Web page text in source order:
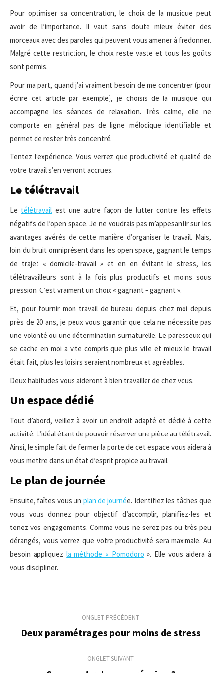
Pour optimiser sa concentration, le choix de la musique peut
avoir de l’importance. Il vaut sans doute mieux éviter des
morceaux avec des paroles qui peuvent vous amener à fredonner.
Malgré cette restriction, le choix reste vaste et tous les goûts
sont permis.
Pour ma part, quand j’ai vraiment besoin de me concentrer (pour
écrire cet article par exemple), je choisis de la musique qui
accompagne les séances de relaxation. Très calme, elle ne
comporte en général pas de ligne mélodique identifiable et
permet de rester très concentré.
Tentez l’expérience. Vous verrez que productivité et qualité de
votre travail s’en verront accrues.
Le télétravail
Le télétravail est une autre façon de lutter contre les effets
négatifs de l’open space. Je ne voudrais pas m’appesantir sur les
avantages avérés de cette manière d’organiser le travail. Mais,
loin du bruit omniprésent dans les open space, gagnant le temps
de trajet « domicile-travail » et en en évitant le stress, les
télétravailleurs sont à la fois plus productifs et moins sous
pression. C’est vraiment un choix « gagnant – gagnant ».
Et, pour fournir mon travail de bureau depuis chez moi depuis
près de 20 ans, je peux vous garantir que cela ne nécessite pas
une volonté ou une détermination surnaturelle. Le paresseux qui
se cache en moi a vite compris que plus vite et mieux le travail
était fait, plus les loisirs seraient nombreux et agréables.
Deux habitudes vous aideront à bien travailler de chez vous.
Un espace dédié
Tout d’abord, veillez à avoir un endroit adapté et dédié à cette
activité. L’idéal étant de pouvoir réserver une pièce au télétravail.
Ainsi, le simple fait de fermer la porte de cet espace vous aidera à
vous mettre dans un état d’esprit propice au travail.
Le plan de journée
Ensuite, faîtes vous un plan de journée. Identifiez les tâches que
vous vous donnez pour objectif d’accomplir, planifiez-les et
tenez vos engagements. Comme vous ne serez pas ou très peu
dérangés, vous verrez que votre productivité sera maximale. Au
besoin appliquezla méthode « Pomodoro ». Elle vous aidera à
vous discipliner.
de
commentaire
ONGLET PRÉCÉDENT
Onglet
Deux paramétrages pour moins de stress
ONGLET SUIVANT